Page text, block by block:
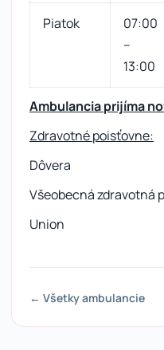
Piatok
07:00
–
13:00
Ambulancia prijíma
Zdravotné poisťovne:
Dôvera
Všeobecná zdravotná
Union
← Všetky ambulancie